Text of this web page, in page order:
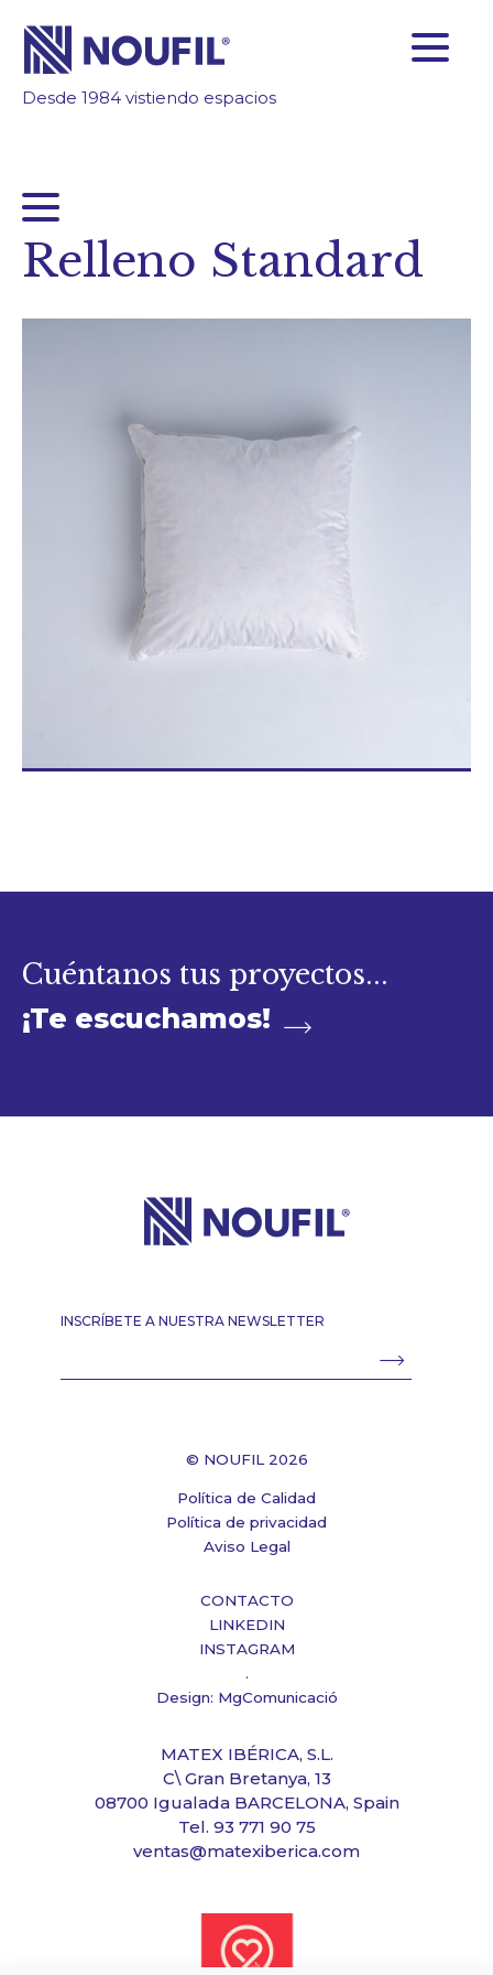
Desde 1984 vistiendo espacios
SOMOS FABRICANTES
TECNOLOGÍA
INSPÍRATE
ÁREA CLIENTES
Empresa
Productos
Blog/News
Contacto
Relleno Standard
Cuéntanos tus proyectos...
¡Te escuchamos!
MATEX IBÉRICA, S.L.
C\ Gran Bretanya, 13
08700 Igualada BARCELONA, Spain
Tel. 93 771 90 75
ventas@matexiberica.com
INSCRÍBETE A NUESTRA NEWSLETTER
© NOUFIL 2026
Política de Calidad
Política de privacidad
Aviso Legal
CONTACTO
LINKEDIN
INSTAGRAM
.
Design: MgComunicació